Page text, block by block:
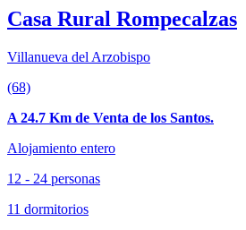
Casa Rural Rompecalzas
Villanueva del Arzobispo
(68)
A 24.7 Km de Venta de los Santos.
Alojamiento entero
12 - 24 personas
11 dormitorios